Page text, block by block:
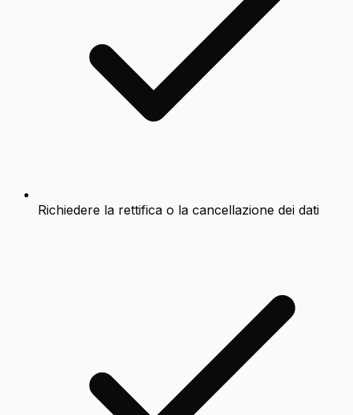
Richiedere la rettifica o la cancellazione dei dati